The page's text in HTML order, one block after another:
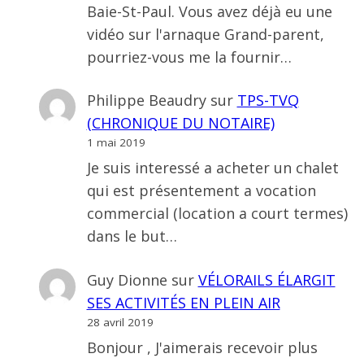
Baie-St-Paul. Vous avez déjà eu une
vidéo sur l'arnaque Grand-parent,
pourriez-vous me la fournir…
Philippe Beaudrysur TPS-TVQ
(CHRONIQUE DU NOTAIRE)
1 mai 2019
Je suis interessé a acheter un chalet
qui est présentement a vocation
commercial (location a court termes)
dans le but…
Guy Dionne sur VÉLORAILS ÉLARGIT
SES ACTIVITÉS EN PLEIN AIR
28 avril 2019
Bonjour , J'aimerais recevoir plus